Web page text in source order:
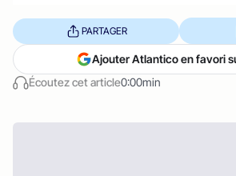
Écoutez cet article0:00min
PARTAGER
Ajouter Atlantico en favori